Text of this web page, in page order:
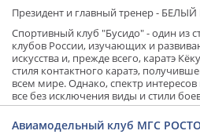
Президент и главный тренер -
Спортивный клуб "Бусидо" - один из
клубов России, изучающих и
искусства и, прежде всего, каратэ
стиля контактного каратэ,
всем мире. Однако, спектр интересов
все без исключения виды и стили
Авиамодельный клуб МГС